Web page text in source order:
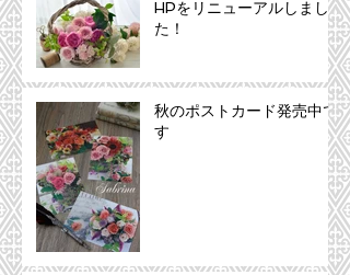
HPをリニューアルしまし
た！
秋のポストカード発売中で
す